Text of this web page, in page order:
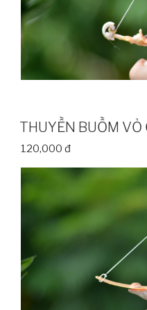
THUYỀN BUỒM VỎ
120,000 đ